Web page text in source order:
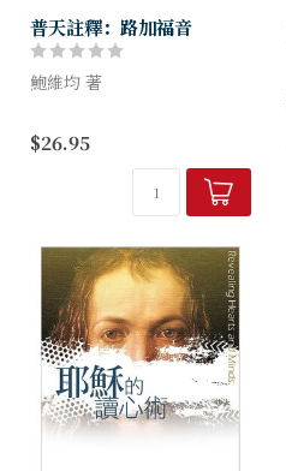
普天註釋：路加福音
鮑維均 著
語，能使今日的信徒得到屬靈
上的造就。鮑維均博士深盼這
本註釋書，能跨越歷史的鴻
溝，讓二十一世紀的信徒聆聽
$26.95